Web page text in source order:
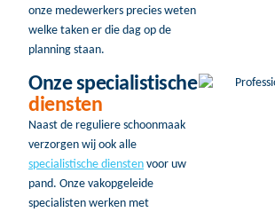
onze medewerkers precies weten
welke taken er die dag op de
planning staan.
Onze specialistische
diensten
Naast de reguliere schoonmaak
verzorgen wij ook alle
specialistische diensten voor uw
pand. Onze vakopgeleide
specialisten werken met